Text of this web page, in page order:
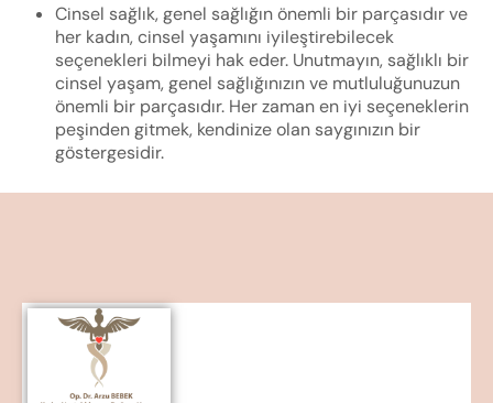
Cinsel sağlık, genel sağlığın önemli bir parçasıdır ve
her kadın, cinsel yaşamını iyileştirebilecek
seçenekleri bilmeyi hak eder. Unutmayın, sağlıklı bir
cinsel yaşam, genel sağlığınızın ve mutluluğunuzun
önemli bir parçasıdır. Her zaman en iyi seçeneklerin
peşinden gitmek, kendinize olan saygınızın bir
göstergesidir.